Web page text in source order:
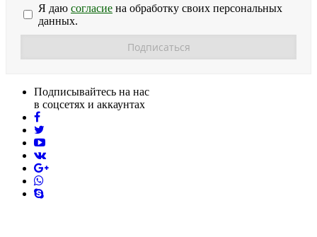
Я даю согласие на обработку своих персональных
данных.
Подписывайтесь на нас
в соцсетях и аккаунтах
facebook
youtube
vk
skype